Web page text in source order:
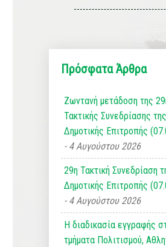
Πρόσφατα Άρθρα
Ζωντανή μετάδοση της
Τακτικής Συνεδρίασης της
Δημοτικής Επιτροπής
4 Αυγούστου 2026
29η Τακτική Συνεδρίαση
Δημοτικής Επιτροπής
4 Αυγούστου 2026
Η διαδικασία εγγραφής
τμήματα Πολιτισμού,